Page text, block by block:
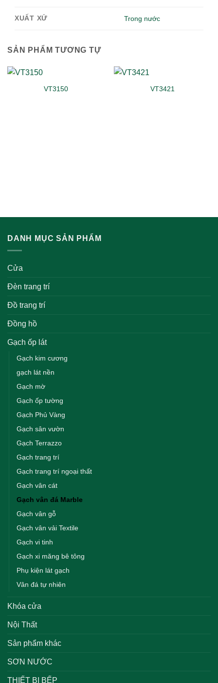
XUẤT XỨ Trong nước
SẢN PHẨM TƯƠNG TỰ
VT3150 VT3421
DANH MỤC SẢN PHẨM
Cửa
Đèn trang trí
Đồ trang trí
Đồng hồ
Gạch ốp lát
Gạch kim cương
gạch lát nền
Gạch mờ
Gạch ốp tường
Gạch Phủ Vàng
Gạch sân vườn
Gạch Terrazzo
Gạch trang trí
Gạch trang trí ngoại thất
Gạch vân cát
Gạch vân đá Marble
Gạch vân gỗ
Gạch vân vải Textile
Gạch vi tinh
Gạch xi măng bê tông
Phụ kiện lát gạch
Vân đá tự nhiên
Khóa cửa
Nội Thất
Sản phẩm khác
SƠN NƯỚC
THIẾT BỊ BẾP